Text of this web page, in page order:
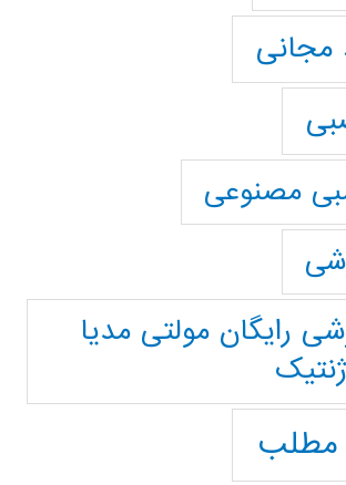
مجانی
مصنوعی
رایگان مولتی مدیا
مطلب